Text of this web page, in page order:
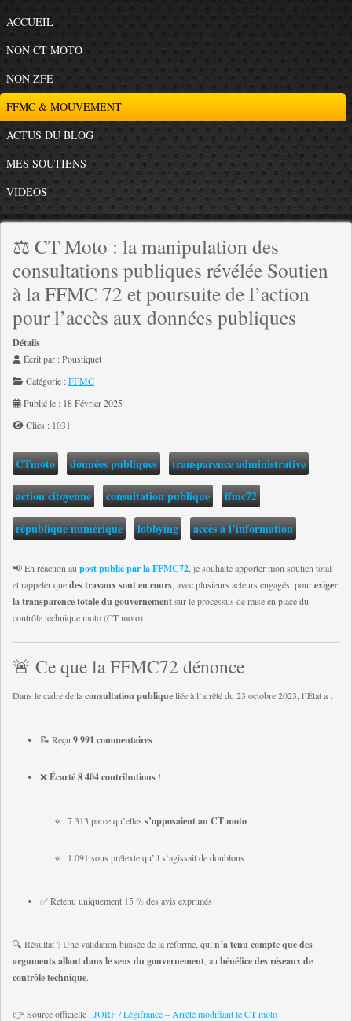
ACCUEIL
NON CT MOTO
NON ZFE
FFMC & MOUVEMENT
ACTUS DU BLOG
MES SOUTIENS
VIDEOS
⚖️ CT Moto : la manipulation des
consultations publiques révélée Soutien
à la FFMC 72 et poursuite de l’action
pour l’accès aux données publiques
Détails
Écrit par :Poustiquet
Catégorie :FFMC
Publié le : 18 Février 2025
Clics : 1031
CTmoto données publiques
transparence administrative
action citoyenne
consultation publique
ffmc72
république numérique
lobbying accès à l’information
📢 En réaction au post publié par la FFMC72 , je souhaite apporter mon soutien total
et rappeler quedes travaux sont en cours , avec plusieurs acteurs engagés, pourexiger
la transparence totale du gouvernementsur le processus de mise en place du
contrôle technique moto (CT moto).
🚨 Ce que la FFMC72 dénonce
Dans le cadre de laconsultation publiqueliée à l’arrêté du 23 octobre 2023, l’État a :
📝 Reçu 9 991 commentaires
❌Écarté 8 404 contributions !
7 313 parce qu’elles s’opposaient au CT moto
1 091 sous prétexte qu’il s’agissait de doublons
✅ Retenu uniquement 15 % des avis exprimés
🔍 Résultat ? Une validation biaisée de la réforme, qui n’a tenu compte que des
arguments allant dans le sens du gouvernement , au bénéfice des réseaux de
contrôle technique.
👉 Source officielle :JORF / Légifrance – Arrêté modifiant le CT moto